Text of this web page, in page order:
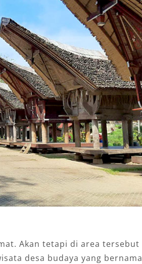
Akan tetapi di area tersebut
desa budaya yang bernama